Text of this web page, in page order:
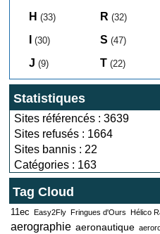
H (33)
(30)
J (9)
R (32)
S (47)
T (22)
Statistiques
Sites référencés : 3639
Sites refusés : 1664
Sites bannis : 22
Catégories : 163
Tag Cloud
11ec Easy2Fly Fringues d'Ours Hélico
aerographie aeronautique